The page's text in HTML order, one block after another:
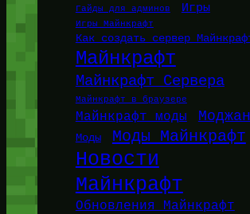
Гайды для админов Игры
Игры Майнкрафт
Как создать сервер
Майнкрафт
Майнкрафт Сервера
Майнкрафт в браузере
Майнкрафт моды
Моды Моды Майнкрафт
Новости
Майнкрафт
Обновления Майнкрафт